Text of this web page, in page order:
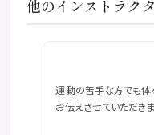
他のインストラク
運動の苦手な方でも体
お伝えさせていただき